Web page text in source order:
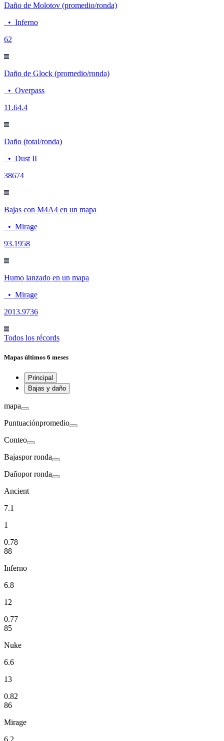
Daño de Molotov (promedio/ronda)
• Inferno
62
Daño de Glock (promedio/ronda)
• Overpass
11.64.4
Daño (total/ronda)
• Dust II
38674
Bajas con M4A4 en un mapa
• Mirage
93.1958
Humo lanzado en un mapa
• Mirage
2013.9736
Todos los récords
Mapas últimos 6 meses
Principal
Bajas y daño
mapa
Puntuaciónpromedio
Conteo
Bajaspor ronda
Dañopor ronda
Ancient
7.1
1
0.78
88
Inferno
6.8
12
0.77
85
Nuke
6.6
13
0.82
86
Mirage
6.2